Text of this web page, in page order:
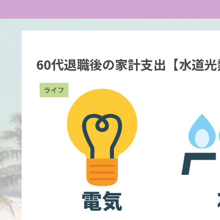
60代退職後の家計支出【水道
ライフ